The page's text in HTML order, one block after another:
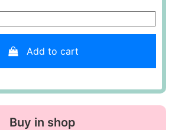
Add to cart
Buy in shop